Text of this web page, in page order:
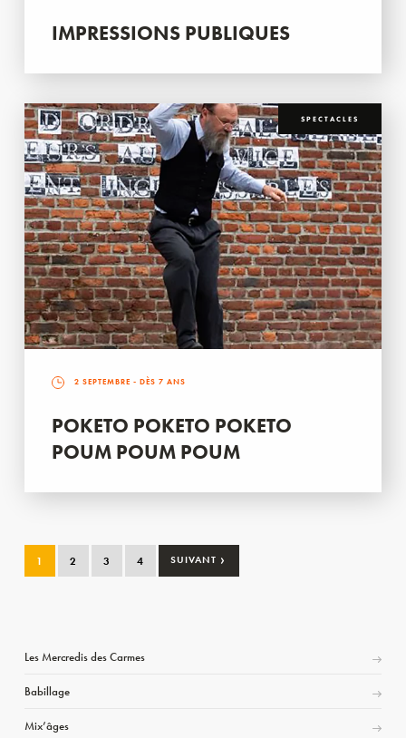
IMPRESSIONS PUBLIQUES
SPECTACLES
2 SEPTEMBRE - DÈS 7 ANS
POKETO POKETO POKETO
POUM POUM POUM
1 2 3 4 SUIVANT ›
Les Mercredis des Carmes
Babillage
Mix’âges